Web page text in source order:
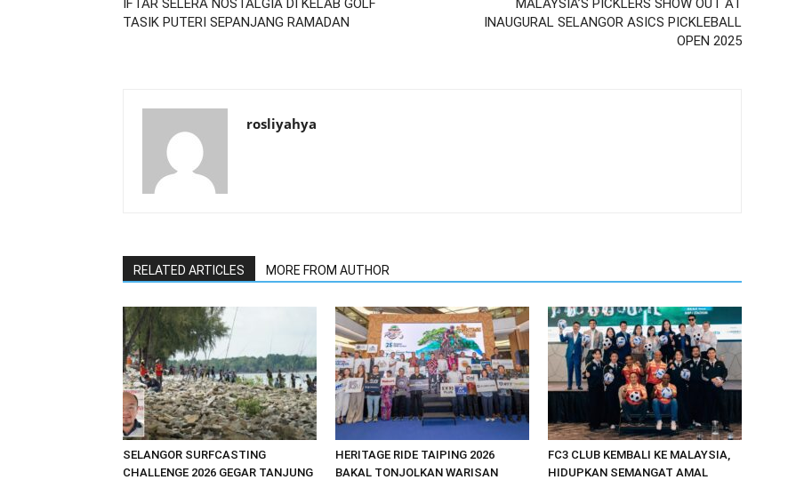
IFTAR SELERA NOSTALGIA DI KELAB GOLF
TASIK PUTERI SEPANJANG RAMADAN
MALAYSIA’S PICKLERS SHOW OUT AT
INAUGURAL SELANGOR ASICS PICKLEBALL
OPEN 2025
rosliyahya
RELATED ARTICLES MORE FROM AUTHOR
SELANGOR SURFCASTING
CHALLENGE 2026 GEGAR TANJUNG
HERITAGE RIDE TAIPING 2026
BAKAL TONJOLKAN WARISAN
FC3 CLUB KEMBALI KE MALAYSIA,
HIDUPKAN SEMANGAT AMAL